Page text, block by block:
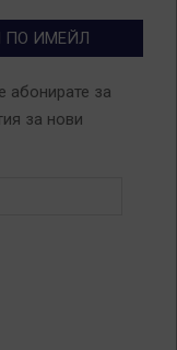
ПО ИМЕЙЛ
абонирате за
за нови